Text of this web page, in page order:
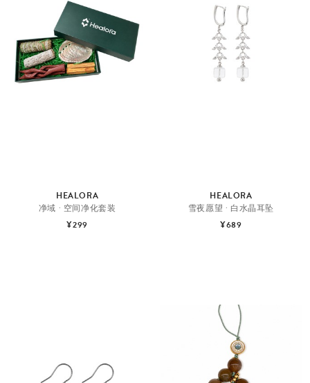
HEALORA
净域 · 空间净化套装
¥299
HEALORA
雪夜愿望 · 白水晶耳坠
¥689